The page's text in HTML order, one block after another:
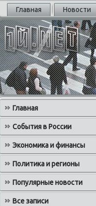
Главная Новости
Главная
События в России
Экономика и финансы
Политика и регионы
Популярные новости
Все записи